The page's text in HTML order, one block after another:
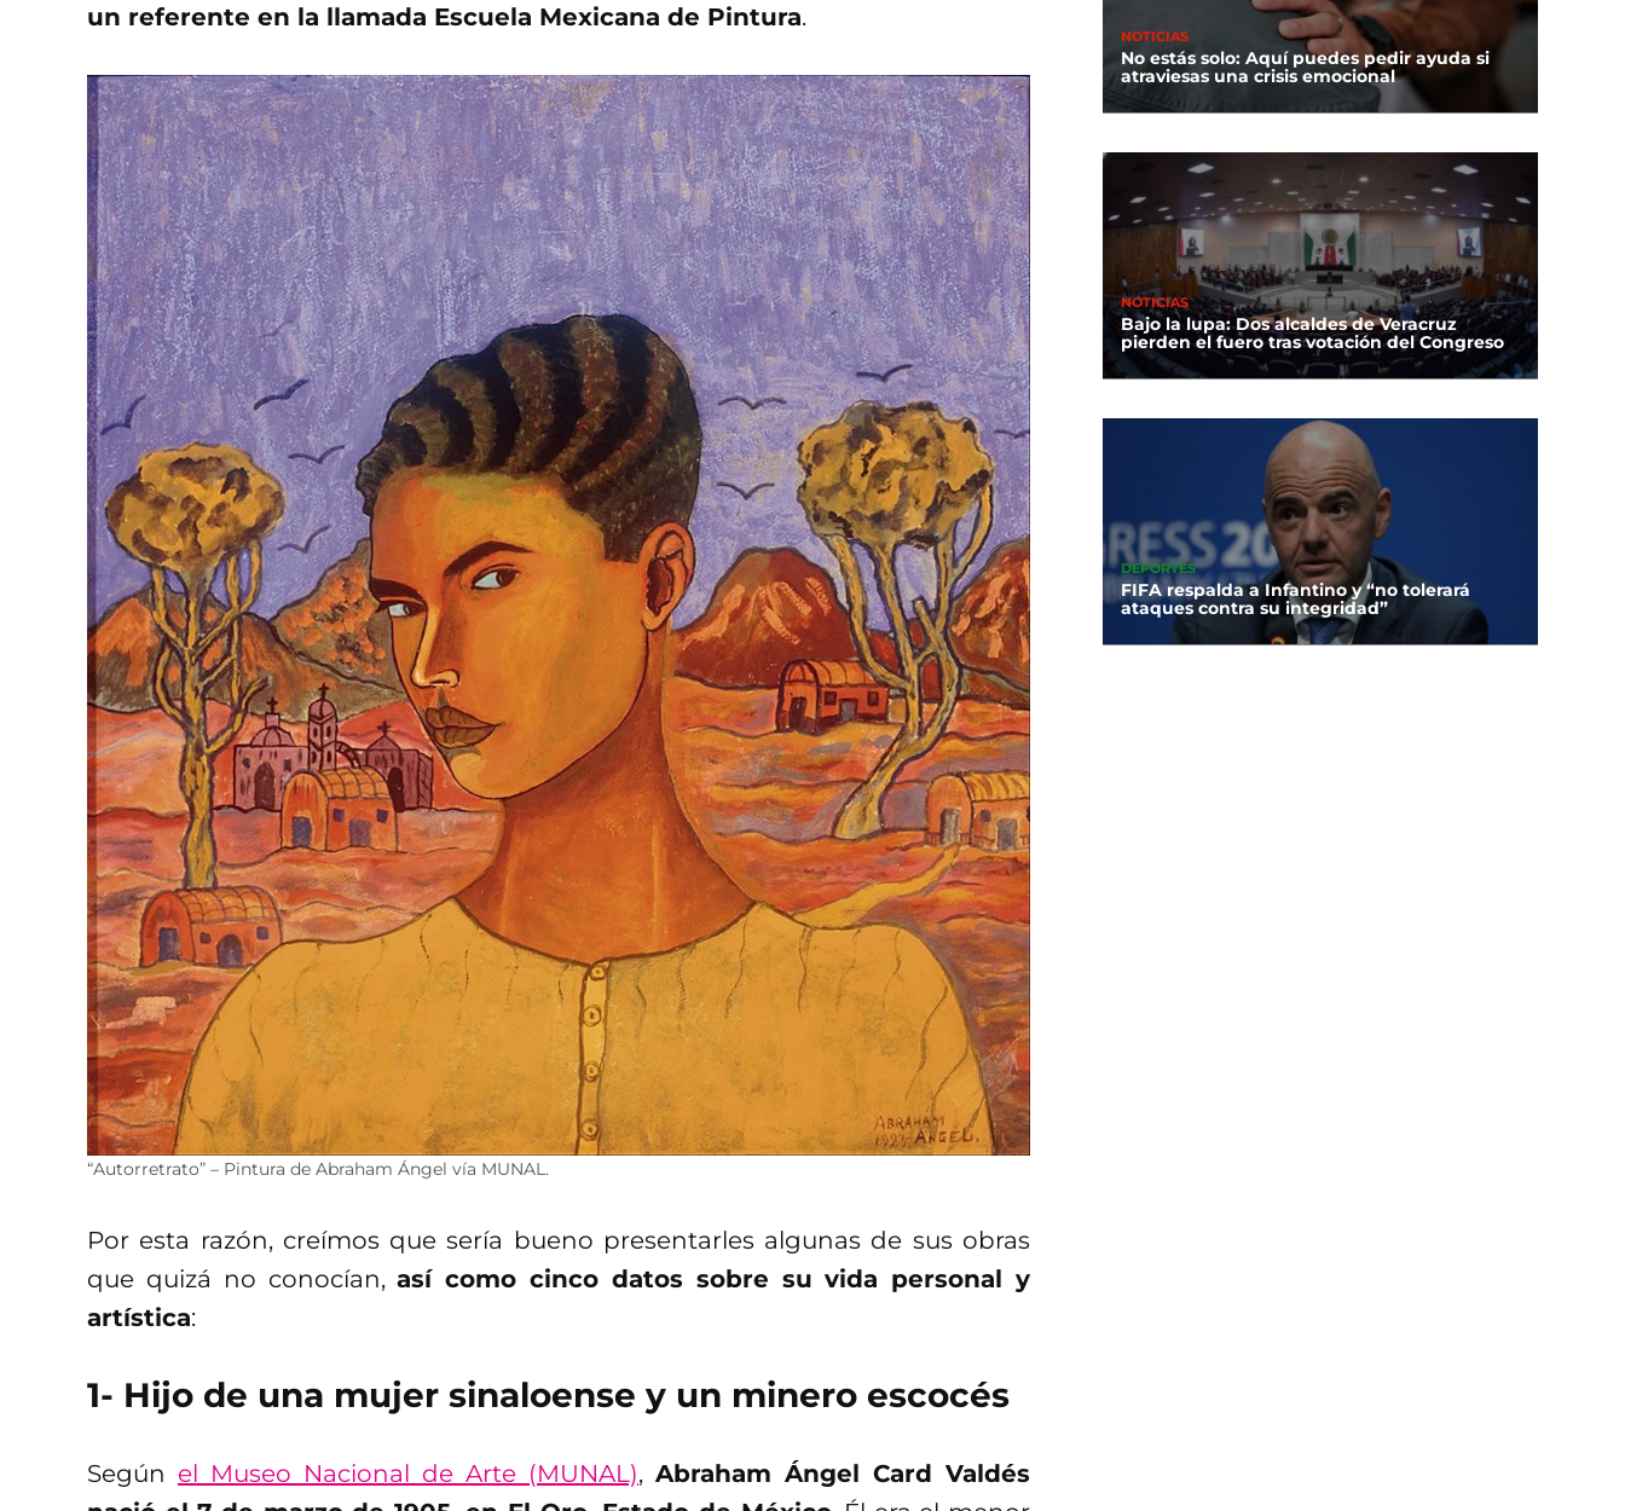
un referente en la llamada Escuela Mexicana de Pintura.
“Autorretrato” – Pintura de Abraham Ángel vía MUNAL.
Por esta razón, creímos que sería bueno presentarles algunas de sus obras
que quizá no conocían,así como cinco datos sobre su vida personal y
artística:
1- Hijo de una mujer sinaloense y un minero escocés
Según el Museo Nacional de Arte (MUNAL), Abraham Ángel Card Valdés
NOTICIAS
No estás solo: Aquí puedes pedir ayuda si
atraviesas una crisis emocional
NOTICIAS
Bajo la lupa: Dos alcaldes de Veracruz
pierden el fuero tras votación del Congreso
DEPORTES
FIFA respalda a Infantino y “no tolerará
ataques contra su integridad”